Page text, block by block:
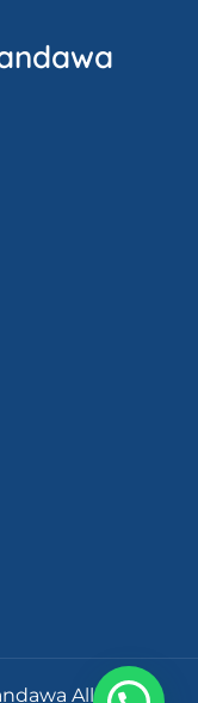
All Rights